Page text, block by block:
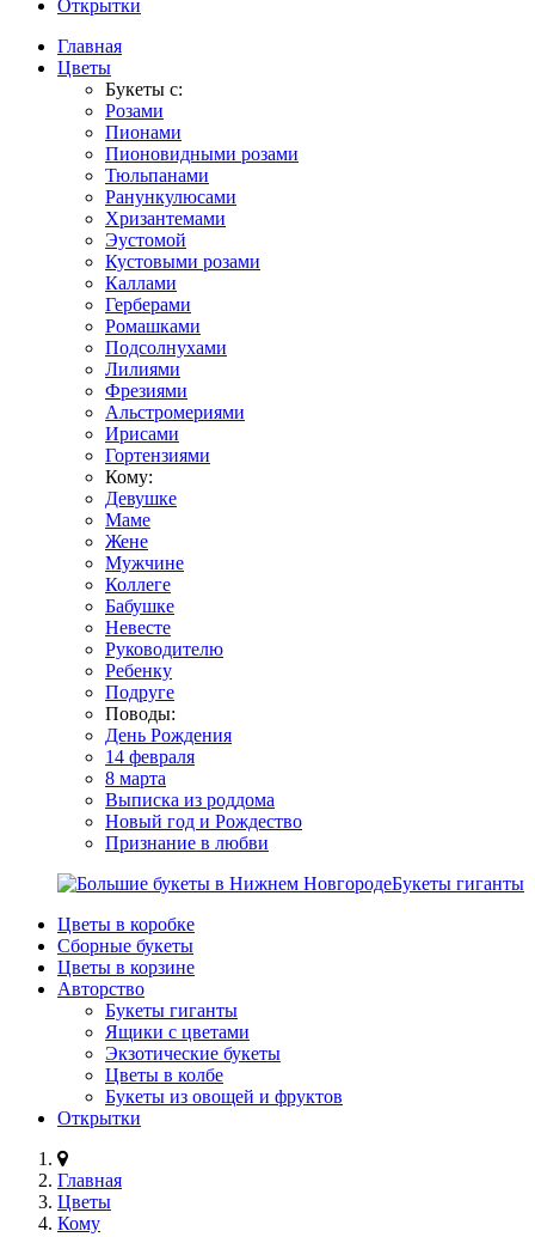
Открытки
Главная
Цветы
Букеты с:
Розами
Пионами
Пионовидными розами
Тюльпанами
Ранункулюсами
Хризантемами
Эустомой
Кустовыми розами
Каллами
Герберами
Ромашками
Подсолнухами
Лилиями
Фрезиями
Альстромериями
Ирисами
Гортензиями
Кому:
Девушке
Маме
Жене
Мужчине
Коллеге
Бабушке
Невесте
Руководителю
Ребенку
Подруге
Поводы:
День Рождения
14 февраля
8 марта
Выписка из роддома
Новый год и Рождество
Признание в любви
Букеты гиганты
Цветы в коробке
Сборные букеты
Цветы в корзине
Авторство
Букеты гиганты
Ящики с цветами
Экзотические букеты
Цветы в колбе
Букеты из овощей и фруктов
Открытки
Главная
Цветы
Кому